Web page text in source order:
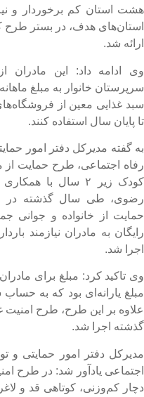
استان کم برخوردار و
هدف، در بستر طرح
شد.
ادامه داد: این مادران
غذایی معین از
پایان سال استفاده کنند.
گفته مدیرکل دفتر امور
اجتماعی، طرح حمایت از
کودک زیر ۲ سال با
از خانواده و جوانی
شد.
تاکید کرد: مبلغ برای
یارانه‌ای بود که به حساب
اجرا شد.
دفتر امور حمایتی و
کم‌وزنی، کوتاهی قد و